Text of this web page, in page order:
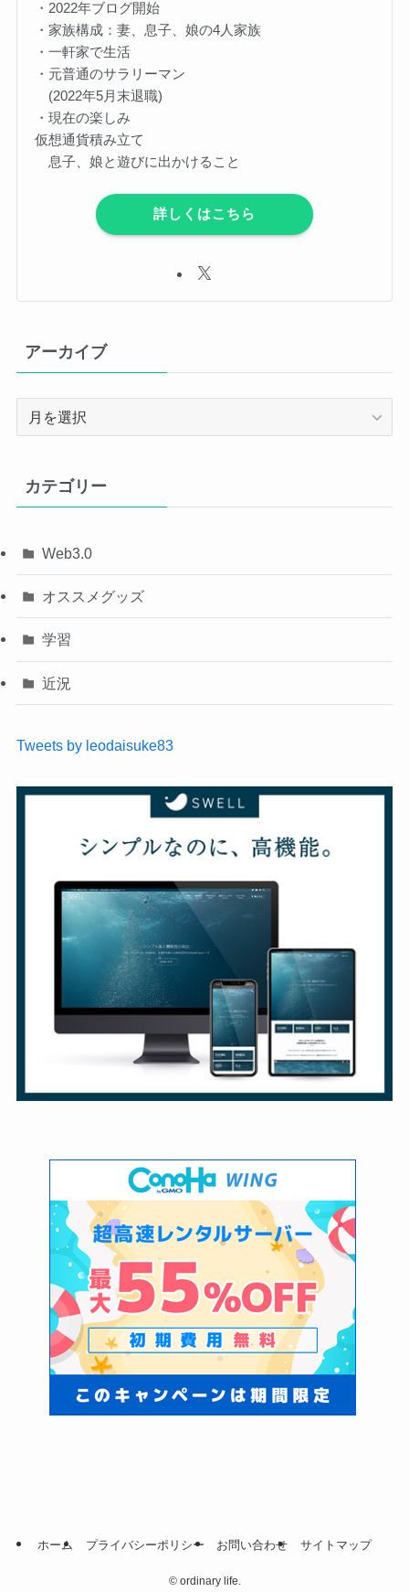
・2022年ブログ開始
・家族構成：妻、息子、娘の4人家族
・一軒家で生活
・元普通のサラリーマン
(2022年5月末退職)
・現在の楽しみ
仮想通貨積み立て
息子、娘と遊びに出かけること
詳しくはこちら
アーカイブ
ブ
カテゴリー
Web3.0
オススメグッズ
学習
近況
Tweets by leodaisuke83
ホーム プライバシーポリシー お問い合わせ サイトマップ
©ordinary life.